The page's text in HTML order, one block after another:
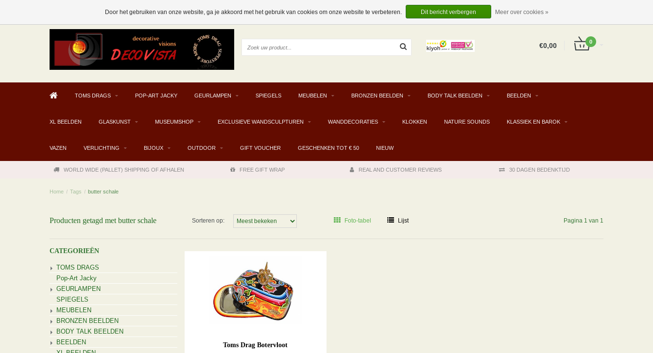
INLOGGEN
EUR
€0,00 0
TOMS DRAGS POP-ART JACKY GEURLAMPEN SPIEGELS MEUBELEN BRONZEN BEELDEN BODY TALK BEELDEN BEELDEN
XL BEELDEN GLASKUNST MUSEUMSHOP EXCLUSIEVE WANDSCULPTUREN WANDDECORATIES KLOKKEN NATURE SOUNDS KLASSIEK EN BAROK
VAZEN VERLICHTING BIJOUX OUTDOOR GIFT VOUCHER GESCHENKEN TOT € 50 NIEUW
WORLD WIDE (PALLET) SHIPPING OF AFHALEN FREE GIFT WRAP REAL AND CUSTOMER REVIEWS 30 DAGEN BEDENKTIJD
Home / Tags / butter schale
Producten getagd met butter schale Sorteren op: Foto-tabel Lijst Pagina 1 van 1
CATEGORIEËN
TOMS DRAGS
Pop-Art Jacky
GEURLAMPEN
SPIEGELS
MEUBELEN
BRONZEN BEELDEN
BODY TALK BEELDEN
BEELDEN
Toms Drag Botervloot
Door het gebruiken van onze website, ga je akkoord met het gebruik van cookies om onze website te verbeteren. Dit bericht verbergen Meer over cookies »